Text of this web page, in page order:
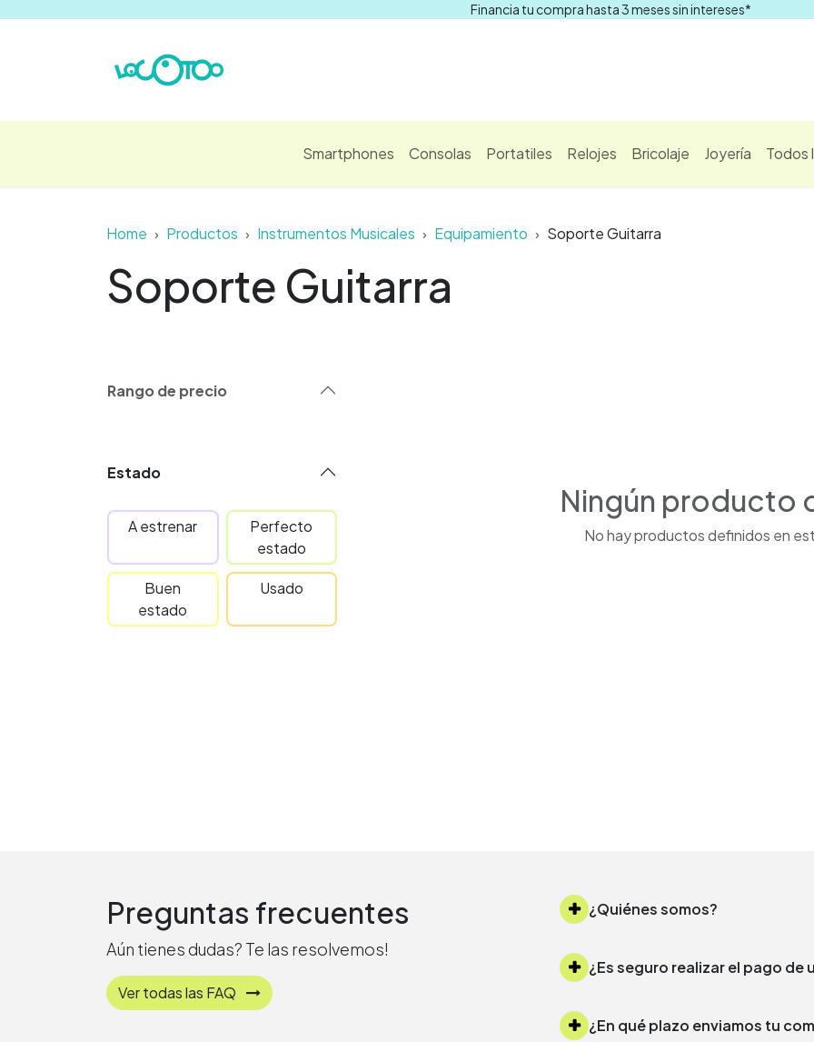
Financia tu compra hasta 3 meses sin intereses*
Smartphones Consolas Portatiles Relojes Bricolaje Joyería Todos
Home Productos Instrumentos Musicales Equipamiento Soporte Guitarra
Soporte Guitarra
Rango de precio
Estado
A estrenar
Perfecto
estado
Buen
estado
Usado
Ningún producto
No hay productos definidos en
Preguntas frecuentes
Aún tienes dudas? Te las resolvemos!
Ver todas las FAQ
¿Quiénes somos?
¿Es seguro realizar el pago